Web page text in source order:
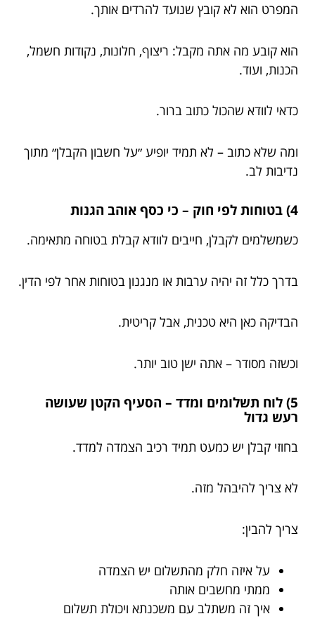
המפרט הוא לא קובץ שנועד להרדים אותך.
הוא קובע מה אתה מקבל: ריצוף, חלונות, נקודות חשמל,
הכנות, ועוד.
כדאי לוודא שהכול כתוב ברור.
ומה שלא כתוב – לא תמיד יופיע ״על חשבון הקבלן״ מתוך
נדיבות לב.
4) בטוחות לפי חוק – כי כסף אוהב הגנות
כשמשלמים לקבלן, חייבים לוודא קבלת בטוחה מתאימה.
בדרך כלל זה יהיה ערבות או מנגנון בטוחות אחר לפי הדין.
הבדיקה כאן היא טכנית, אבל קריטית.
וכשזה מסודר – אתה ישן טוב יותר.
5) לוח תשלומים ומדד – הסעיף הקטן שעושה
רעש גדול
בחוזי קבלן יש כמעט תמיד רכיב הצמדה למדד.
לא צריך להיבהל מזה.
צריך להבין:
על איזה חלק מהתשלום יש הצמדה
ממתי מחשבים אותה
איך זה משתלב עם משכנתא ויכולת תשלום